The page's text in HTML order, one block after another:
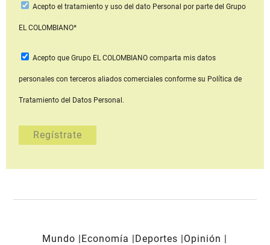
Acepto el tratamiento y uso del dato Personal por parte del Grupo
EL COLOMBIANO*
Acepto que Grupo EL COLOMBIANOcomparta mis datos
personales con terceros aliados comerciales conforme su Política de
Tratamiento del Datos Personal.
Mundo Economía Deportes
Opinión